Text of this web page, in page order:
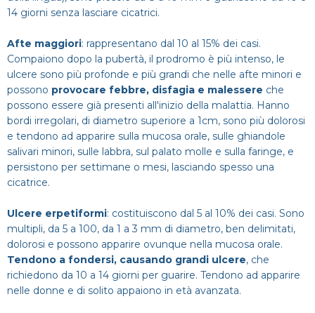
14 giorni senza lasciare cicatrici.
Afte maggiori: rappresentano dal 10 al 15% dei casi.
Compaiono dopo la pubertà, il prodromo è più intenso, le
ulcere sono più profonde e più grandi che nelle afte minori e
possono provocare febbre, disfagia e malessere che
possono essere già presenti all'inizio della malattia. Hanno
bordi irregolari, di diametro superiore a 1cm, sono più dolorosi
e tendono ad apparire sulla mucosa orale, sulle ghiandole
salivari minori, sulle labbra, sul palato molle e sulla faringe, e
persistono per settimane o mesi, lasciando spesso una
cicatrice.
Ulcere erpetiformi: costituiscono dal 5 al 10% dei casi. Sono
multipli, da 5 a 100, da 1 a 3 mm di diametro, ben delimitati,
dolorosi e possono apparire ovunque nella mucosa orale.
Tendono a fondersi, causando grandi ulcere, che
richiedono da 10 a 14 giorni per guarire. Tendono ad apparire
nelle donne e di solito appaiono in età avanzata.